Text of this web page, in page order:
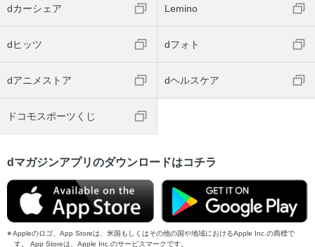
dカーシェア Lemino
dヒッツ dフォト
dアニメストア dヘルスケア
ドコモスポーツくじ
dマガジンアプリのダウンロードはコチラ
Appleのロゴ、App Storeは、米国もしくはその他の国や地域におけるApple Inc.の商標で
す。 App Storeは、Apple Inc.のサービスマークです。